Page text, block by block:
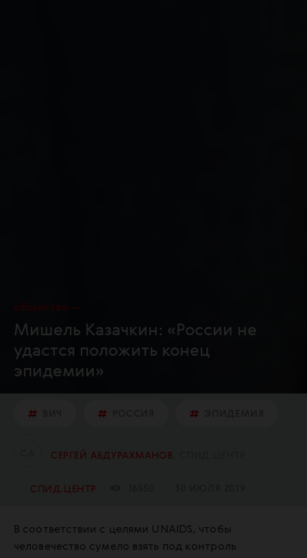
общество
Мишель Казачкин: «России не
удастся положить конец
эпидемии»
СЕРГЕЙ АБДУРАХМАНОВ
СПИД.ЦЕНТР
В соответствии с целями UNAIDS, чтобы
человечество сумело взять под контроль